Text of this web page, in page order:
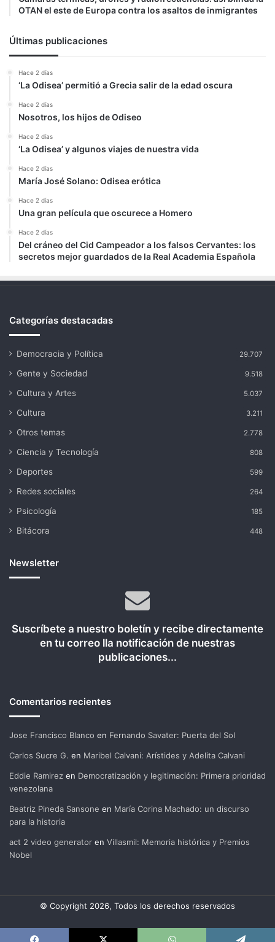
OTAN el este de Europa contra los asaltos de inmigrantes
Últimas publicaciones
Hace 2 días
‘La Odisea’ permitió a Grecia salir de la edad oscura
Hace 2 días
Nosotros, los hijos de Odiseo
Hace 2 días
‘La Odisea’ y algunos viajes de nuestra vida
Hace 2 días
María José Solano: Odisea erótica
Hace 2 días
Una gran película que oscurece a Homero
Hace 2 días
Del cráneo del Cid Campeador a los falsos Cervantes: los
secretos mejor guardados de la Real Academia Española
Categorías destacadas
Democracia y Política 29.707
Gente y Sociedad 9.518
Cultura y Artes 5.037
Cultura 3.211
Otros temas 2.778
Ciencia y Tecnología 808
Deportes 599
Redes sociales 264
Psicología 185
Bitácora 448
Newsletter
Suscríbete a nuestro boletín y recibe directamente
en tu correo lla notificación de nuestras
publicaciones...
Comentarios recientes
Jose Francisco Blanco en Fernando Savater: Puerta del Sol
Carlos Sucre G. en Maribel Calvani: Arístides y Adelita Calvani
Eddie Ramirez en Democratización y legitimación: Primera prioridad
venezolana
Beatriz Pineda Sansone en María Corina Machado: un discurso
para la historia
act 2 video generator en Villasmil: Memoria histórica y Premios
Nobel
© Copyright 2026, Todos los derechos reservados